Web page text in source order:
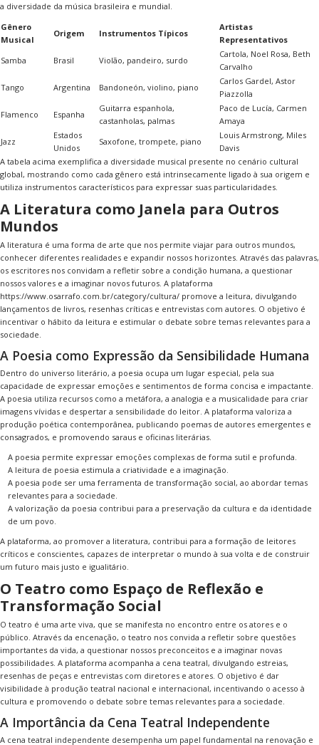
a diversidade da música brasileira e mundial.
Gênero
Musical
Origem Instrumentos Típicos
Artistas
Representativos
Samba
Brasil Violão, pandeiro, surdo
Cartola, Noel Rosa, Beth
Carvalho
Tango
Argentina Bandoneón, violino, piano
Carlos Gardel, Astor
Piazzolla
Flamenco
Espanha
Guitarra espanhola,
castanholas, palmas
Paco de Lucía, Carmen
Amaya
Jazz
Estados
Unidos
Saxofone, trompete, piano
Louis Armstrong, Miles
Davis
A tabela acima exemplifica a diversidade musical presente no cenário cultural
global, mostrando como cada gênero está intrinsecamente ligado à sua origem e
utiliza instrumentos característicos para expressar suas particularidades.
A Literatura como Janela para Outros
Mundos
A literatura é uma forma de arte que nos permite viajar para outros mundos,
conhecer diferentes realidades e expandir nossos horizontes. Através das palavras,
os escritores nos convidam a refletir sobre a condição humana, a questionar
nossos valores e a imaginar novos futuros. A plataforma
https://www.osarrafo.com.br/category/cultura/ promove a leitura, divulgando
lançamentos de livros, resenhas críticas e entrevistas com autores. O objetivo é
incentivar o hábito da leitura e estimular o debate sobre temas relevantes para a
sociedade.
A Poesia como Expressão da Sensibilidade Humana
Dentro do universo literário, a poesia ocupa um lugar especial, pela sua
capacidade de expressar emoções e sentimentos de forma concisa e impactante.
A poesia utiliza recursos como a metáfora, a analogia e a musicalidade para criar
imagens vívidas e despertar a sensibilidade do leitor. A plataforma valoriza a
produção poética contemporânea, publicando poemas de autores emergentes e
consagrados, e promovendo saraus e oficinas literárias.
A poesia permite expressar emoções complexas de forma sutil e profunda.
A leitura de poesia estimula a criatividade e a imaginação.
A poesia pode ser uma ferramenta de transformação social, ao abordar temas
relevantes para a sociedade.
A valorização da poesia contribui para a preservação da cultura e da identidade
de um povo.
A plataforma, ao promover a literatura, contribui para a formação de leitores
críticos e conscientes, capazes de interpretar o mundo à sua volta e de construir
um futuro mais justo e igualitário.
O Teatro como Espaço de Reflexão e
Transformação Social
O teatro é uma arte viva, que se manifesta no encontro entre os atores e o
público. Através da encenação, o teatro nos convida a refletir sobre questões
importantes da vida, a questionar nossos preconceitos e a imaginar novas
possibilidades. A plataforma acompanha a cena teatral, divulgando estreias,
resenhas de peças e entrevistas com diretores e atores. O objetivo é dar
visibilidade à produção teatral nacional e internacional, incentivando o acesso à
cultura e promovendo o debate sobre temas relevantes para a sociedade.
A Importância da Cena Teatral Independente
A cena teatral independente desempenha um papel fundamental na renovação e